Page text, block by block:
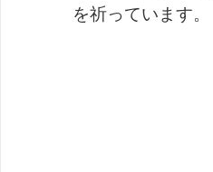
を祈っています。